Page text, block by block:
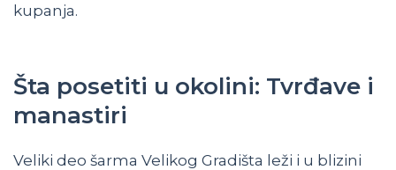
kupanja.
Šta posetiti u okolini: Tvrđave i
manastiri
Veliki deo šarma Velikog Gradišta leži i u blizini